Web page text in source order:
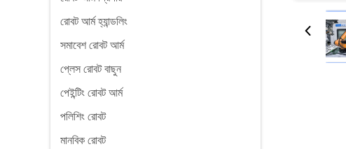
রোবট আর্ম হ্যান্ডলিং
সমাবেশ রোবট আর্ম
প্লেস রোবট বাছুন
পেইন্টিং রোবট আর্ম
পলিশিং রোবট
মানবিক রোবট